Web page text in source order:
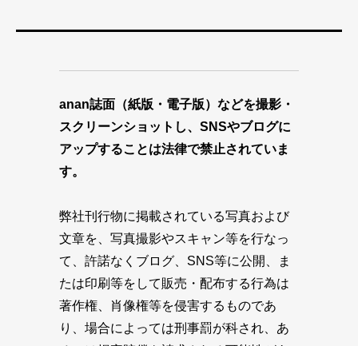
anan誌面（紙版・電子版）などを撮影・
スクリーンショットし、SNSやブログに
アップすることは法律で禁止されていま
す。
弊社刊行物に掲載されている写真および
文章を、写真撮影やスキャン等を行なっ
て、許諾なくブログ、SNS等に公開、ま
たは印刷等をして販売・配布する行為は
著作権、肖像権等を侵害するものであ
り、場合によっては刑事罰が科され、あ